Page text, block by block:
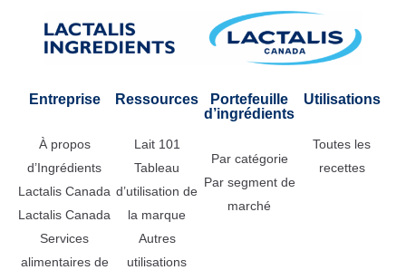
Entreprise
À propos
d’Ingrédients
Lactalis Canada
Lactalis Canada
Services
alimentaires de
Ressources
Lait 101
Tableau
d’utilisation de
la marque
Autres
utilisations
Portefeuille
d’ingrédients
Par catégorie
Par segment de
marché
Utilisations
Toutes les
recettes